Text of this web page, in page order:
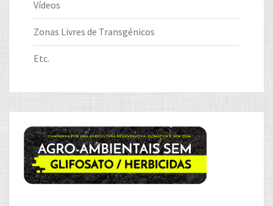
Vídeos
Zonas Livres de Transgénicos
Etc.